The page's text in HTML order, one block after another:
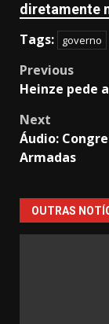
diretamente
Tags: governo
Post
Previous
Heinze pede
Next
Áudio:
Armadas
OUTRAS